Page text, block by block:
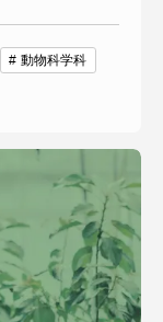
動物科学科